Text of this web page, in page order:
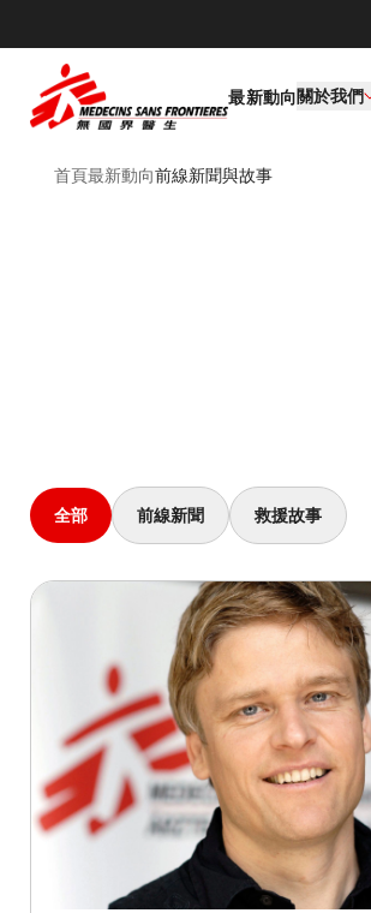
最新動向關於我們
首頁最新動向前線新聞與故事
全部 前線新聞 救援故事